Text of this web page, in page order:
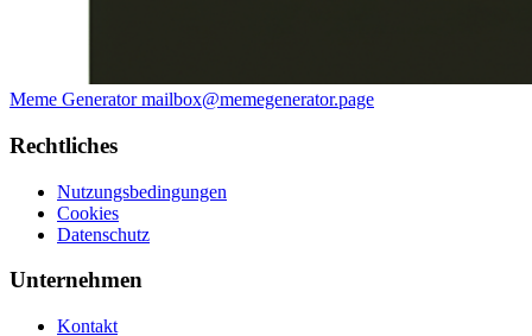
Meme Generatormailbox@memegenerator.page
Rechtliches
Nutzungsbedingungen
Cookies
Datenschutz
Unternehmen
Kontakt